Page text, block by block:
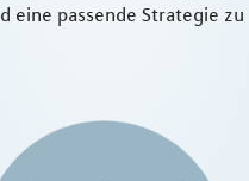
eine passende Strategie zu